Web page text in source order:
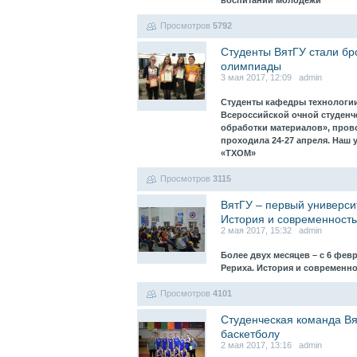
Просмотров 5792
Студенты ВятГУ стали
олимпиады
3 мая 2017, 12:09 admin
Студенты кафедры
Всероссийской очной
обработки материалов»,
проходила 24-27 апреля. Наш
«ТХОМ»
Просмотров 3115
ВятГУ – первый
История и
2 мая 2017, 15:32 admin
Более двух месяцев – с 6
Рериха. История и
Просмотров 4101
Студенческая команда
баскетболу
2 мая 2017, 13:16 admin